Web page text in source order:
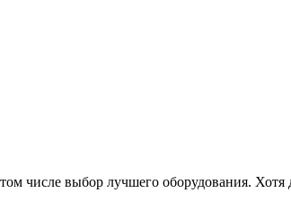
числе выбор лучшего оборудования.